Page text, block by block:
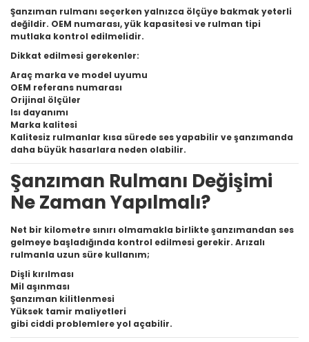
Şanzıman rulmanı seçerken yalnızca ölçüye bakmak yeterli
değildir. OEM numarası, yük kapasitesi ve rulman tipi
mutlaka kontrol edilmelidir.
Dikkat edilmesi gerekenler:
Araç marka ve model uyumu
OEM referans numarası
Orijinal ölçüler
Isı dayanımı
Marka kalitesi
Kalitesiz rulmanlar kısa sürede ses yapabilir ve şanzımanda
daha büyük hasarlara neden olabilir.
Şanzıman Rulmanı Değişimi
Ne Zaman Yapılmalı?
Net bir kilometre sınırı olmamakla birlikte şanzımandan ses
gelmeye başladığında kontrol edilmesi gerekir. Arızalı
rulmanla uzun süre kullanım;
Dişli kırılması
Mil aşınması
Şanzıman kilitlenmesi
Yüksek tamir maliyetleri
gibi ciddi problemlere yol açabilir.